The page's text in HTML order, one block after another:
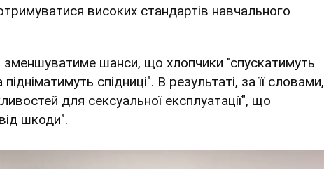
високих стандартів навчального
шанси, що хлопчики "спускатимуть
спідниці". В результаті, за її словами,
для сексуальної експлуатації", що
шкоди".